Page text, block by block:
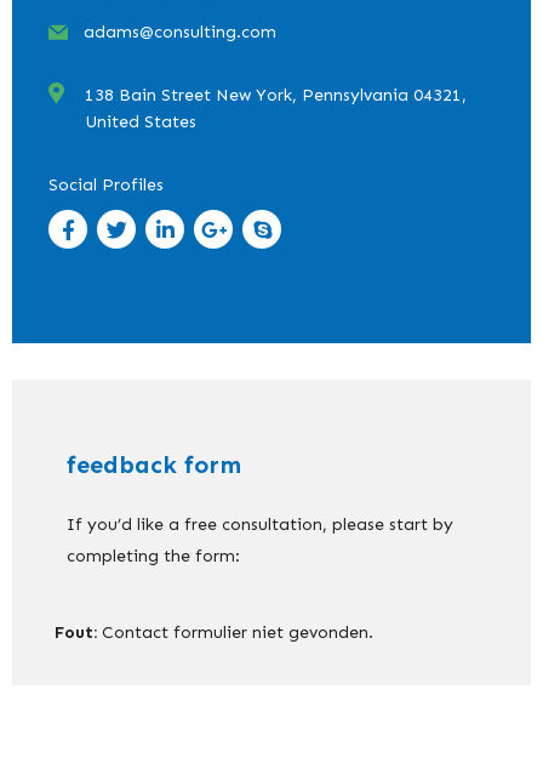
adams@consulting.com
138 Bain Street New York, Pennsylvania 04321,
United States
Social Profiles
feedback form
If you’d like a free consultation, please start by
completing the form:
Fout: Contact formulier niet gevonden.